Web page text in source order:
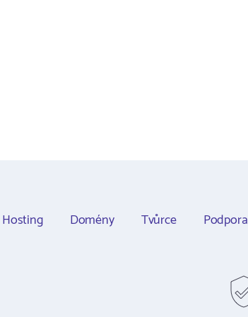
Hosting Domény Tvůrce Podpora